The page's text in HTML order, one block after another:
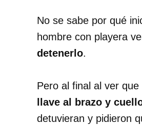
No se sabe por qué
hombre con playera
detenerlo.
Pero al final al ver
llave al brazo y
detuvieran y pidieron